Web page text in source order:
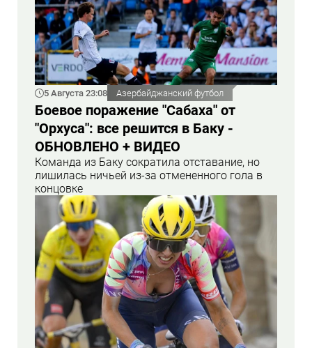
5 Августа 23:08 Азербайджанский футбол
Боевое поражение "Сабаха" от
"Орхуса": все решится в Баку -
ОБНОВЛЕНО + ВИДЕО
Команда из Баку сократила отставание, но
лишилась ничьей из-за отмененного гола в
концовке